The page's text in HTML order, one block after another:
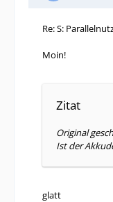
Re: S:
Moin!
Zitat
Original
Ist der
glatt